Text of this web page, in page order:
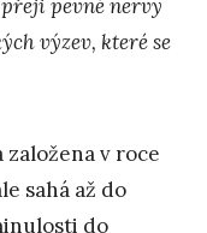
pevné nervy
výzev, které se
založena v roce
sahá až do
do